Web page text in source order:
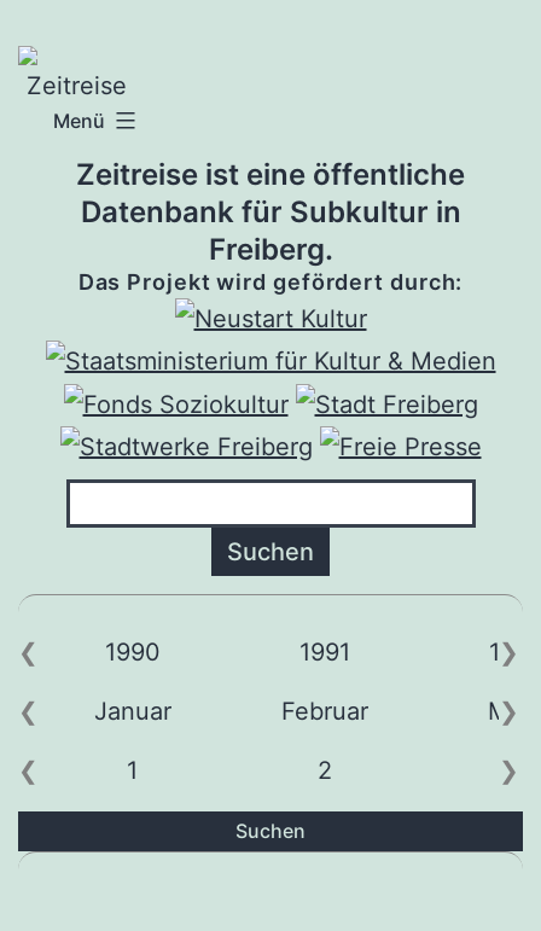
Inhalt
springen
Menü
Zeitreise ist eine öffentliche
Datenbank für Subkultur in
Freiberg.
Das Projekt wird gefördert durch:
1990 1991
Januar Februar
1 2 3
Suchen